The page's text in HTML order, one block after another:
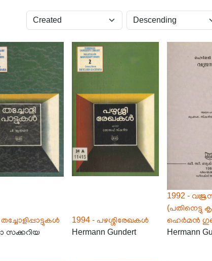
സക്കറിയ
1994 - പഴശ്ശിരേഖകൾ
Hermann Gundert
1992 -
(പതിനെട്ടു
ഹെർമൻ
Hermann